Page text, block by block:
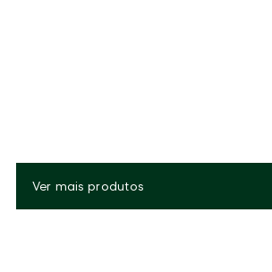
Ver mais produtos